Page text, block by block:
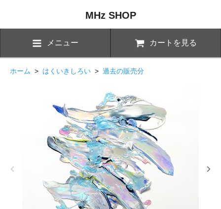
MHz SHOP
メニュー カートを見る
ホーム > はくいきしろい > 過去の販売分